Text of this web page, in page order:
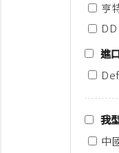
亨
進
我
中